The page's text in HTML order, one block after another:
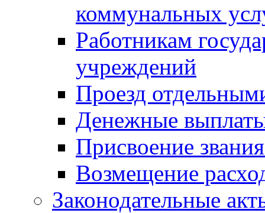
коммунальных
Работникам
учреждений
Проезд
Денежные
Присвоение
Возмещение
Законодательные